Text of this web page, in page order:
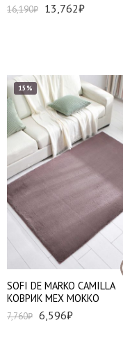
16,190₽ 13,762₽
15%
SOFI DE MARKO CAMILLA
КОВРИК МЕХ МОККО
7,760₽ 6,596₽
Набор (50*70 см и
60*100 см)